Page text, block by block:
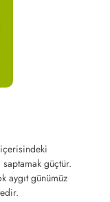
içerisindeki
güçtür.
aygıt günümüz